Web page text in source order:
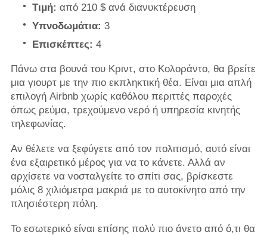
Τιμή: από 210 $ ανά διανυκτέρευση
Υπνοδωμάτια: 3
Επισκέπτες: 4
Πάνω στα βουνά του Κριντ, στο Κολοράντο, θα βρείτε
μια γιουρτ με την πιο εκπληκτική θέα. Είναι μια απλή
επιλογή Airbnb χωρίς καθόλου περιττές παροχές
όπως ρεύμα, τρεχούμενο νερό ή υπηρεσία κινητής
τηλεφωνίας.
Αν θέλετε να ξεφύγετε από τον πολιτισμό, αυτό είναι
ένα εξαιρετικό μέρος για να το κάνετε. Αλλά αν
αρχίσετε να νοσταλγείτε το σπίτι σας, βρίσκεστε
μόλις 8 χιλιόμετρα μακριά με το αυτοκίνητο από την
πλησιέστερη πόλη.
Το εσωτερικό είναι επίσης πολύ πιο άνετο από ό,τι θα